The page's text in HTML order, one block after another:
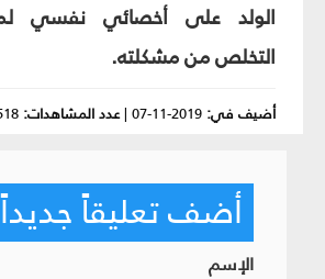
الولد على أخصائي نفسي
التخلص من مشكلته.
أضيف في: 2019-11-07
|عدد المشاهدات:
أضف تعليقاً جديداً
الإسم